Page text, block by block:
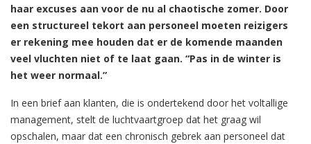
haar excuses aan voor de nu al chaotische zomer. Door
een structureel tekort aan personeel moeten reizigers
er rekening mee houden dat er de komende maanden
veel vluchten niet of te laat gaan. “Pas in de winter is
het weer normaal.”
In een brief aan klanten, die is ondertekend door het voltallige
management, stelt de luchtvaartgroep dat het graag wil
opschalen, maar dat een chronisch gebrek aan personeel dat